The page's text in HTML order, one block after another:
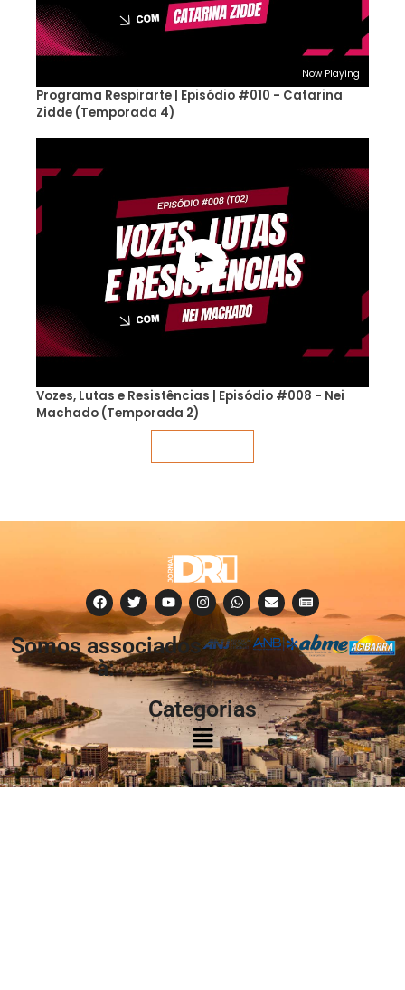
Now Playing
Programa Respirarte | Episódio #010 - Catarina
Zidde (Temporada 4)
Vozes, Lutas e Resistências | Episódio #008 - Nei
Machado (Temporada 2)
Somos associados
à:
Categorias